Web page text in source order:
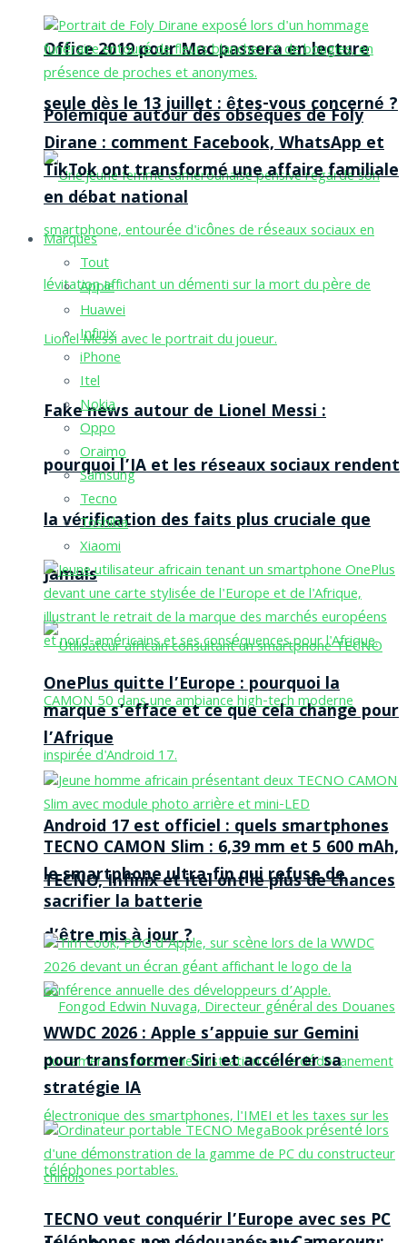
Office 2019 pour Mac passera en lecture
seule dès le 13 juillet : êtes-vous concerné ?
Fake news autour de Lionel Messi :
pourquoi l’IA et les réseaux sociaux rendent
la vérification des faits plus cruciale que
jamais
Android 17 est officiel : quels smartphones
TECNO, Infinix et itel ont le plus de chances
d’être mis à jour ?
Polémique autour des obsèques de Foly
Dirane : comment Facebook, WhatsApp et
TikTok ont transformé une affaire familiale
en débat national
Marques
Tout
Apple
Huawei
Infinix
iPhone
Itel
Nokia
Oppo
Oraimo
Samsung
Tecno
Toshiba
Xiaomi
OnePlus quitte l’Europe : pourquoi la
marque s’efface et ce que cela change pour
l’Afrique
TECNO CAMON Slim : 6,39 mm et 5 600 mAh,
le smartphone ultra-fin qui refuse de
sacrifier la batterie
WWDC 2026 : Apple s’appuie sur Gemini
pour transformer Siri et accélérer sa
stratégie IA
TECNO veut conquérir l’Europe avec ses PC